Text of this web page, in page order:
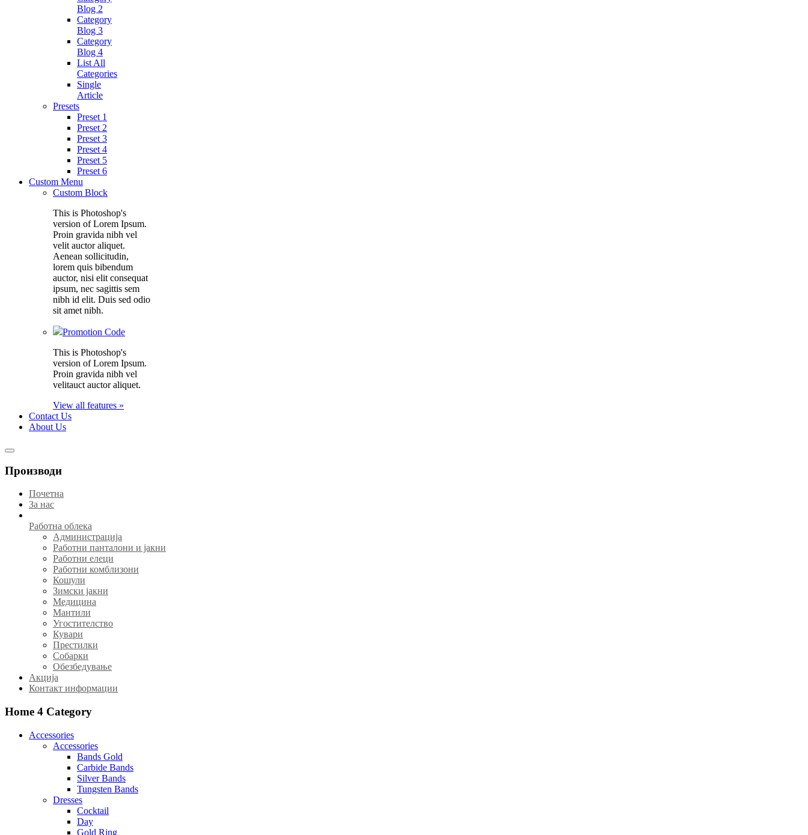
Blog 2
Category
Blog 3
Category
Blog 4
List All
Categories
Single
Article
Presets
Preset 1
Preset 2
Preset 3
Preset 4
Preset 5
Preset 6
Custom Menu
Custom Block
This is Photoshop's
version of Lorem Ipsum.
Proin gravida nibh vel
velit auctor aliquet.
Aenean sollicitudin,
lorem quis bibendum
auctor, nisi elit consequat
ipsum, nec sagittis sem
nibh id elit. Duis sed odio
sit amet nibh.
Promotion Code
This is Photoshop's
version of Lorem Ipsum.
Proin gravida nibh vel
velitauct auctor aliquet.
View all features »
Contact Us
About Us
Производи
Почетна
За нас
Работна облека
Администрација
Работни панталони и јакни
Работни елеци
Работни комблизони
Кошули
Зимски јакни
Медицина
Мантили
Угостителство
Кувари
Престилки
Собарки
Обезбедување
Акција
Контакт информации
Home 4 Category
Accessories
Accessories
Bands Gold
Carbide Bands
Silver Bands
Tungsten Bands
Dresses
Cocktail
Day
Gold Ring